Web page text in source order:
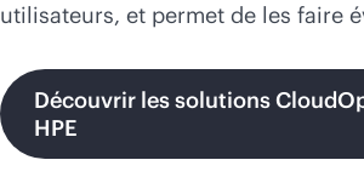
utilisateurs, et permet de les faire
Découvrir les solutions
HPE